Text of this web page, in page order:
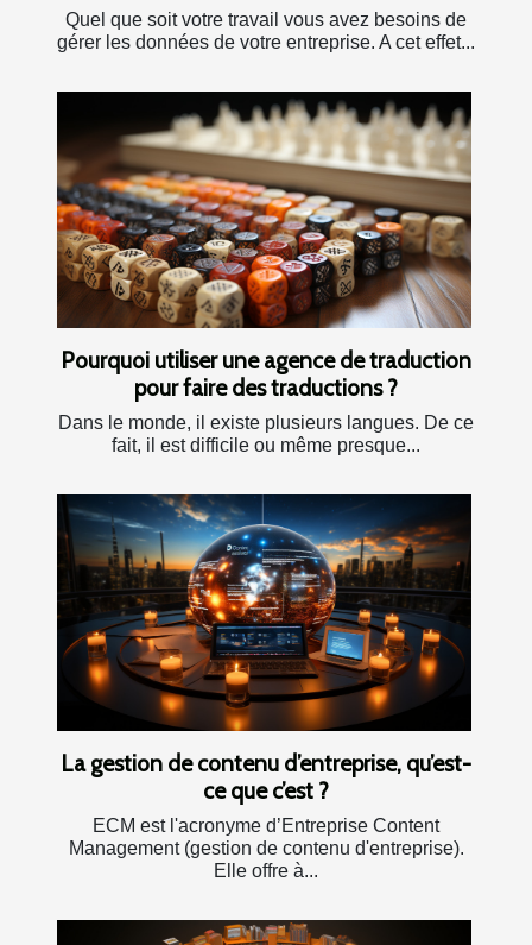
Quel que soit votre travail vous avez besoins de
gérer les données de votre entreprise. A cet effet...
Pourquoi utiliser une agence de traduction
pour faire des traductions ?
Dans le monde, il existe plusieurs langues. De ce
fait, il est difficile ou même presque...
La gestion de contenu d’entreprise, qu’est-
ce que c’est ?
ECM est l'acronyme d’Entreprise Content
Management (gestion de contenu d'entreprise).
Elle offre à...